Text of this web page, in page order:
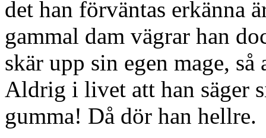
det han förväntas erkänna
gammal dam vägrar han
skär upp sin egen mage,
Aldrig i livet att han säger
gumma! Då dör han hellre.